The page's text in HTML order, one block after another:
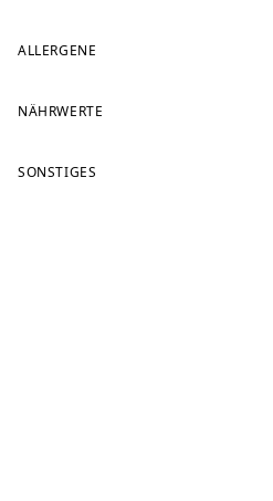
ALLERGENE
NÄHRWERTE
SONSTIGES